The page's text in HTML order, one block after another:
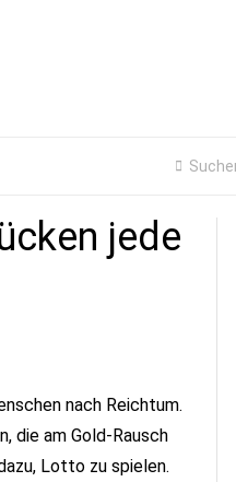
jede
nach Reichtum.
die am Gold-Rausch
Lotto zu spielen.